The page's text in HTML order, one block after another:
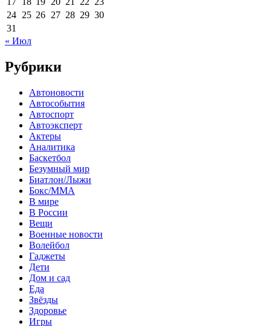
24 25 26 27 28 29 30
31
« Июл
Рубрики
Автоновости
Автособытия
Автоспорт
Автоэксперт
Актеры
Аналитика
Баскетбол
Безумный мир
Биатлон/Лыжи
Бокс/MMA
В мире
В России
Вещи
Военные новости
Волейбол
Гаджеты
Дети
Дом и сад
Еда
Звёзды
Здоровье
Игры